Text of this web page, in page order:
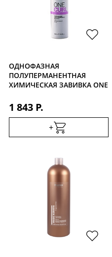
ОДНОФАЗНАЯ
ПОЛУПЕРМАНЕНТНАЯ
ХИМИЧЕСКАЯ ЗАВИВКА ONE
1 843 Р.
+